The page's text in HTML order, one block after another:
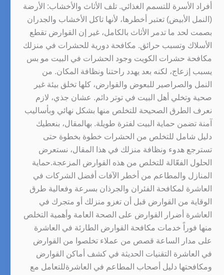
أفراد الأسرة للتسمم الغذائي. تلف الأثاث والأخشاب: الأرضة
(النمل الأبيض) تعتبر أخطرها، لأنها تاكل الأخشاب والجدران
بصمت لحد ما تدمر الأثاث بالكامل، غير إن القوارض تقطع
الأسلاك وتسبب حرائق. مكافحة دورية للحشرات في منزلك
مكافحة حشرات الكويت وجود الحشرات في البيت مو بس
يسبب إزعاج، لكنه بعد يهدد راحتنا ونظافة المكان. من
النمل والصراصير للبعوض والقوارض، كلها تخلق بيئة غير
صحية وتخلي أهل البيت في توتر دائم. عشان جذي، لازم
نعرف الطرق الصحيحة للتخلص منها بشكل نهائي وبأساليب
آمنة تضمن حماية البيت لفترة طويلة. بهالمقال، بنعطيك
دليل شامل للتخلص من الحشرات خطوة بخطوة حتى
تسترجع هدوء ونظافة منزلك في هذا المقال، نستعرض
الحلول الفعّالة للتخلص من هذه القوارض المزعجة.حماية
المنازل والمطاعم من أخطر الآفات أفضل الشركات في
العاشرة لمكافحة الفئران والجرذان بسرعة وفعالية طرق
الوقاية من القوارض قبل أن تغزو منزلك أو متجرك في
العاشرة أضرار القوارض على الصحة العامة وأهمية التخلص
منها فوراً خدمات مكافحة القوارض الطارئة في العاشرة
على مدار الساعة قصص من عملاء تخلصوا من القوارض
في العاشرة التقنيات الحديثة في كشف أماكن القوارض
ومكافحتها دليل أصحاب المطاعم في العاشرةللتعامل مع